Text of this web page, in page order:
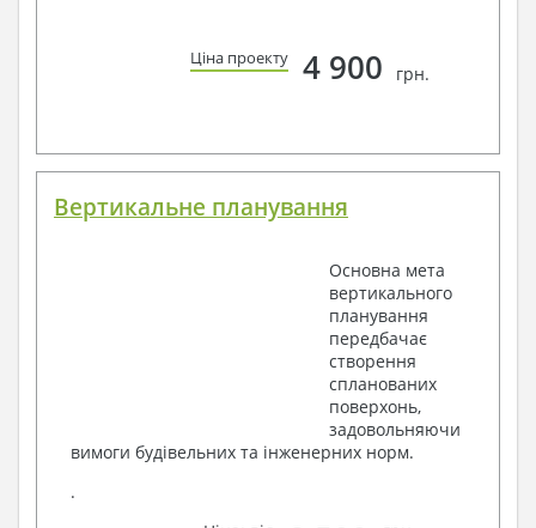
Ціна проекту 4 900 грн.
Вертикальне планування
Основна мета
вертикального
планування
передбачає
створення
спланованих
поверхонь,
задовольняючи
вимоги будівельних та інженерних норм.
.